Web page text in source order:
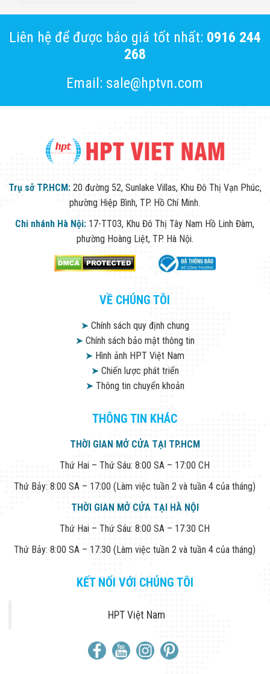
Liên hệ để được báo giá tốt nhất: 0916 244
268
Email: sale@hptvn.com
Trụ sở TP.HCM: 20 đường 52, Sunlake Villas, Khu Đô Thị Vạn Phúc,
phường Hiệp Bình, TP. Hồ Chí Minh.
Chi nhánh Hà Nội: 17-TT03, Khu Đô Thị Tây Nam Hồ Linh Đàm,
phường Hoàng Liệt, TP. Hà Nội.
VỀ CHÚNG TÔI
➤Chính sách quy định chung
➤Chính sách bảo mật thông tin
➤ Hình ảnh HPT Việt Nam
➤Chiến lược phát triển
➤Thông tin chuyển khoản
THÔNG TIN KHÁC
THỜI GIAN MỞ CỬA TẠI TP.HCM
Thứ Hai – Thứ Sáu: 8:00 SA – 17:00 CH
Thứ Bảy: 8:00 SA – 17:00 (Làm việc tuần 2 và tuần 4 của tháng)
THỜI GIAN MỞ CỬA TẠI HÀ NỘI
Thứ Hai – Thứ Sáu: 8:00 SA – 17:30 CH
Thứ Bảy: 8:00 SA – 17:30 (Làm việc tuần 2 và tuần 4 của tháng)
KẾT NỐI VỚI CHÚNG TÔI
HPT Việt Nam